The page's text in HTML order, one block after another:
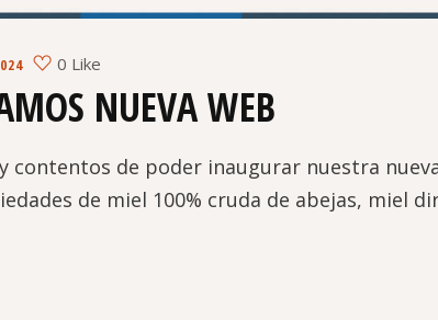
0 Like
NUEVA WEB
contentos de poder inaugurar nuestra
de miel 100% cruda de abejas, miel